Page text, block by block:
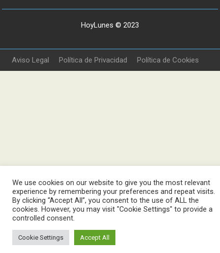
HoyLunes © 2023
We use cookies on our website to give you the most relevant
experience by remembering your preferences and repeat visits.
By clicking “Accept All”, you consent to the use of ALL the
cookies. However, you may visit "Cookie Settings" to provide a
controlled consent.
Cookie Settings Accept All
Aviso Legal Política de Privacidad Política de Cookies